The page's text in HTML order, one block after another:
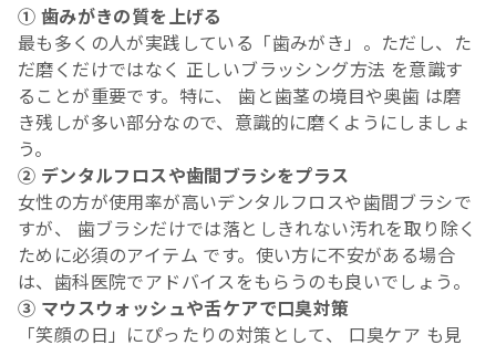
① 歯みがきの質を上げる
最も多くの人が実践している「歯みがき」。ただし、た
だ磨くだけではなく 正しいブラッシング方法 を意識す
ることが重要です。特に、 歯と歯茎の境目や奥歯 は磨
き残しが多い部分なので、意識的に磨くようにしましょ
う。
② デンタルフロスや歯間ブラシをプラス
女性の方が使用率が高いデンタルフロスや歯間ブラシで
すが、 歯ブラシだけでは落としきれない汚れを取り除く
ために必須のアイテム です。使い方に不安がある場合
は、歯科医院でアドバイスをもらうのも良いでしょう。
③ マウスウォッシュや舌ケアで口臭対策
「笑顔の日」にぴったりの対策として、 口臭ケア も見